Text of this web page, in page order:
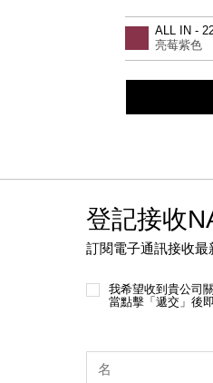
to
options
Actions
差別
ALL IN -
亮莓紫色
登記接收
訂閱電子通訊接收
我希望收到貴公司
當點擊「遞交」後